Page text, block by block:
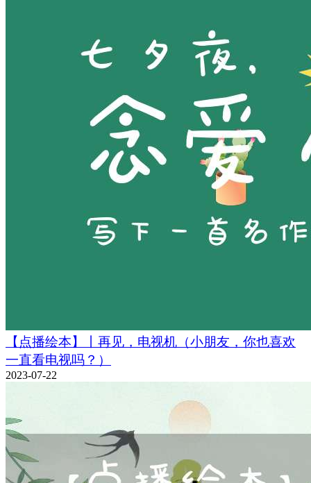
【点播绘本】丨再见，电视机（小朋友，你也喜欢
一直看电视吗？）
2023-07-22